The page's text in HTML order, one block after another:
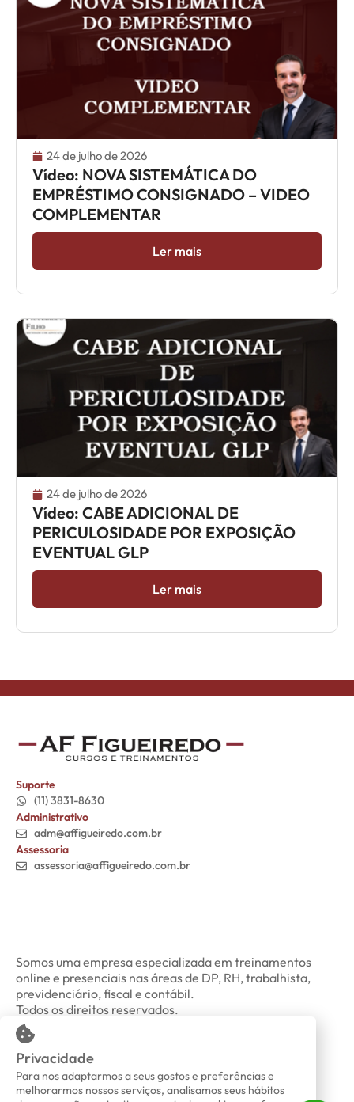
24 de julho de 2026
Vídeo: NOVA SISTEMÁTICA DO
EMPRÉSTIMO CONSIGNADO – VIDEO
COMPLEMENTAR
Ler mais
24 de julho de 2026
Vídeo: CABE ADICIONAL DE
PERICULOSIDADE POR EXPOSIÇÃO
EVENTUAL GLP
Ler mais
Suporte
(11) 3831-8630
Administrativo
adm@affigueiredo.com.br
Assessoria
assessoria@affigueiredo.com.br
Somos uma empresa especializada em treinamentos
online e presenciais nas áreas de DP, RH, trabalhista,
previdenciário, fiscal e contábil.
Todos os direitos reservados.
Minha Conta Política de Privacidade
Privacidade
Para nos adaptarmos a seus gostos e preferências e
melhorarmos nossos serviços, analisamos seus hábitos